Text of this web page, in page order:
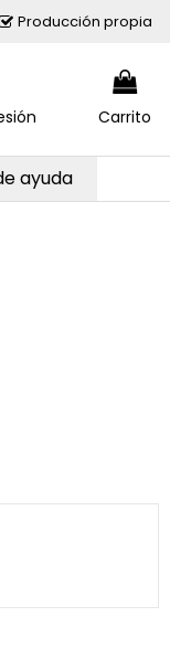
Producción propia
Carrito
ayuda